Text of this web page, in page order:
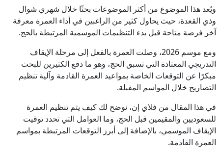
ويُعد هذا الموضوع من أكثر الموضوعات بحثًا خلال شهري شوال
وذي القعدة، حيث يحاول كثير من الراغبين في أداء العمرة معرفة
آخر فرصة متاحة قبل بدء التنظيمات الموسمية المرتبطة بالحج.
ومع موسم 2026، وصلت العمرة بالفعل إلى مرحلة الإيقاف
التدريجي المعتادة التي تسبق الحج، وهو ما دفع الكثيرين للبحث
مبكرًا عن التوقعات الخاصة بمواعيد العمرة القادمة وآلية تنظيم
التصاريح خلال المواسم المقبلة.
في هذا المقال من فلاي إن، نوضح لك كيف يتم تنظيم العمرة
للسعوديين والمقيمين قبل الحج، وما العوامل التي تحدد توقيت
الإيقاف الموسمي، بالإضافة إلى أبرز التوقعات المرتبطة بمواسم
العمرة القادمة.